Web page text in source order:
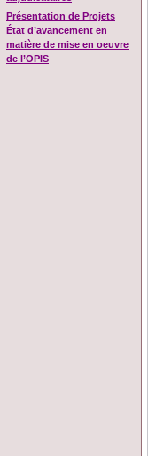
Présentation de Projets
État d’avancement en
matière de mise en oeuvre
de l’OPIS